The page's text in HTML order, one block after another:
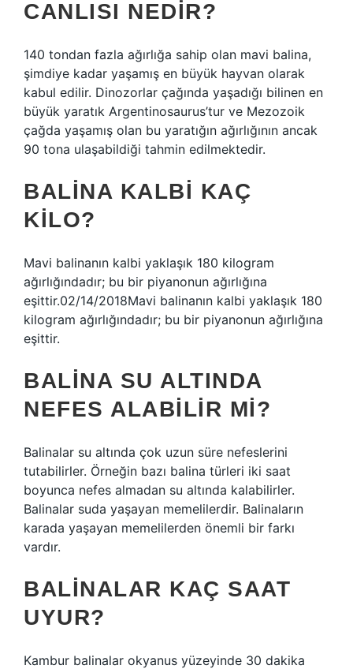
CANLISI NEDIR?
140 tondan fazla ağırlığa sahip olan mavi balina,
şimdiye kadar yaşamış en büyük hayvan olarak
kabul edilir. Dinozorlar çağında yaşadığı bilinen en
büyük yaratık Argentinosaurus’tur ve Mezozoik
çağda yaşamış olan bu yaratığın ağırlığının ancak
90 tona ulaşabildiği tahmin edilmektedir.
BALINA KALBI KAÇ
KILO?
Mavi balinanın kalbi yaklaşık 180 kilogram
ağırlığındadır; bu bir piyanonun ağırlığına
eşittir.02/14/2018Mavi balinanın kalbi yaklaşık 180
kilogram ağırlığındadır; bu bir piyanonun ağırlığına
eşittir.
BALINA SU ALTINDA
NEFES ALABILIR MI?
Balinalar su altında çok uzun süre nefeslerini
tutabilirler. Örneğin bazı balina türleri iki saat
boyunca nefes almadan su altında kalabilirler.
Balinalar suda yaşayan memelilerdir. Balinaların
karada yaşayan memelilerden önemli bir farkı
vardır.
BALINALAR KAÇ SAAT
UYUR?
Kambur balinalar okyanus yüzeyinde 30 dakika